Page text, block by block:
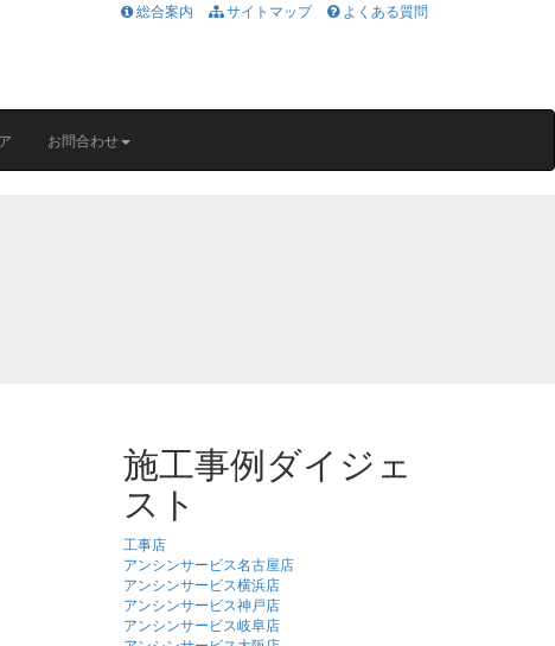
総合案内 サイトマップ よくある質問
お問合わせ
施工事例ダイジェ
スト
工事店
アンシンサービス名古屋店
アンシンサービス横浜店
アンシンサービス神戸店
アンシンサービス岐阜店